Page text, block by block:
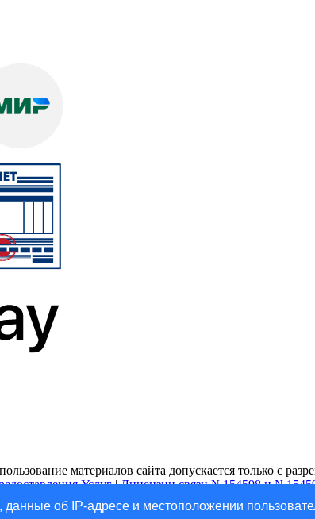
об IP-адресе и местоположении
материалов сайта допускается только с
Услуг|Лицензии связи №154598 и